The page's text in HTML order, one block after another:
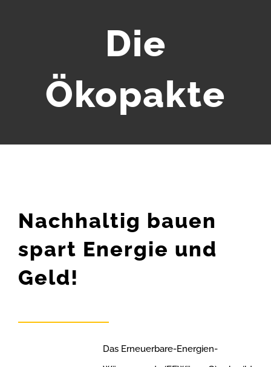
Die
Ökopakte
Nachhaltig bauen
spart Energie und
Geld!
Das Erneuerbare-Energien-